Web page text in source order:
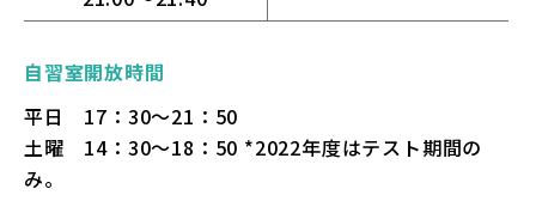
自習室開放時間
平日 17：30～21：50
土曜 14：30～18：50 *2022年度はテスト期間の
み。